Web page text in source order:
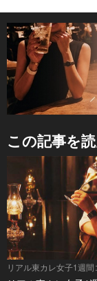
この記事を
リアル東カレ女子1週間